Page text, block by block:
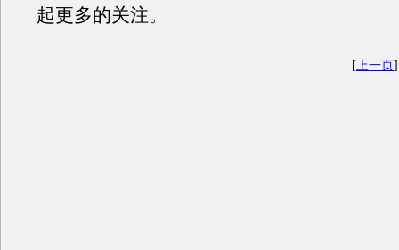
起更多的关注。
[上一页